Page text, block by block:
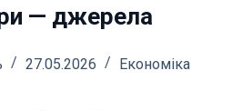
— джерела
27.05.2026 Економіка